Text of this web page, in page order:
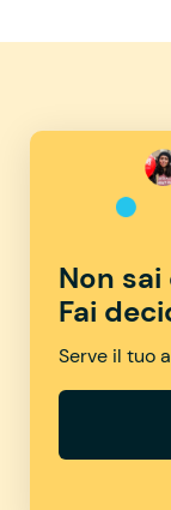
Non
Fai
Serve il tuo